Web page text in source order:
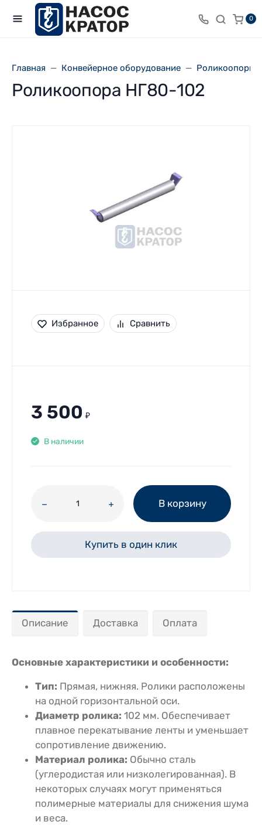
0
Главная Конвейерное оборудование Роликоопоры
Роликоопора НГ80-102
Избранное Сравнить
3 500 ₽
В наличии
В корзину
Купить в один клик
Описание Доставка Оплата
Основные характеристики и особенности:
Тип: Прямая, нижняя. Ролики расположены
на одной горизонтальной оси.
Диаметр ролика: 102 мм. Обеспечивает
плавное перекатывание ленты и уменьшает
сопротивление движению.
Материал ролика: Обычно сталь
(углеродистая или низколегированная). В
некоторых случаях могут применяться
полимерные материалы для снижения шума
и веса.